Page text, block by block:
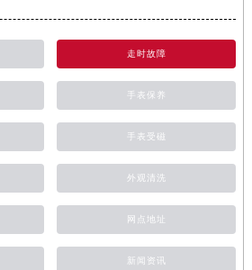
走时故障
手表保养
手表受磁
外观清洗
网点地址
新闻资讯